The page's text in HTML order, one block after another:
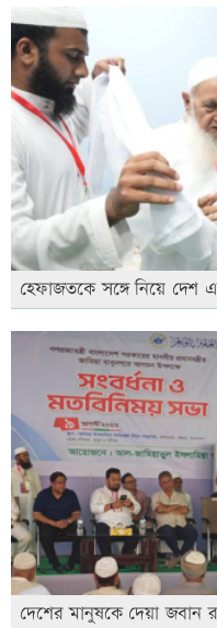
হেফাজতকে সঙ্গে নিয়ে দেশ
দেশের মানুষকে দেয়া জবান